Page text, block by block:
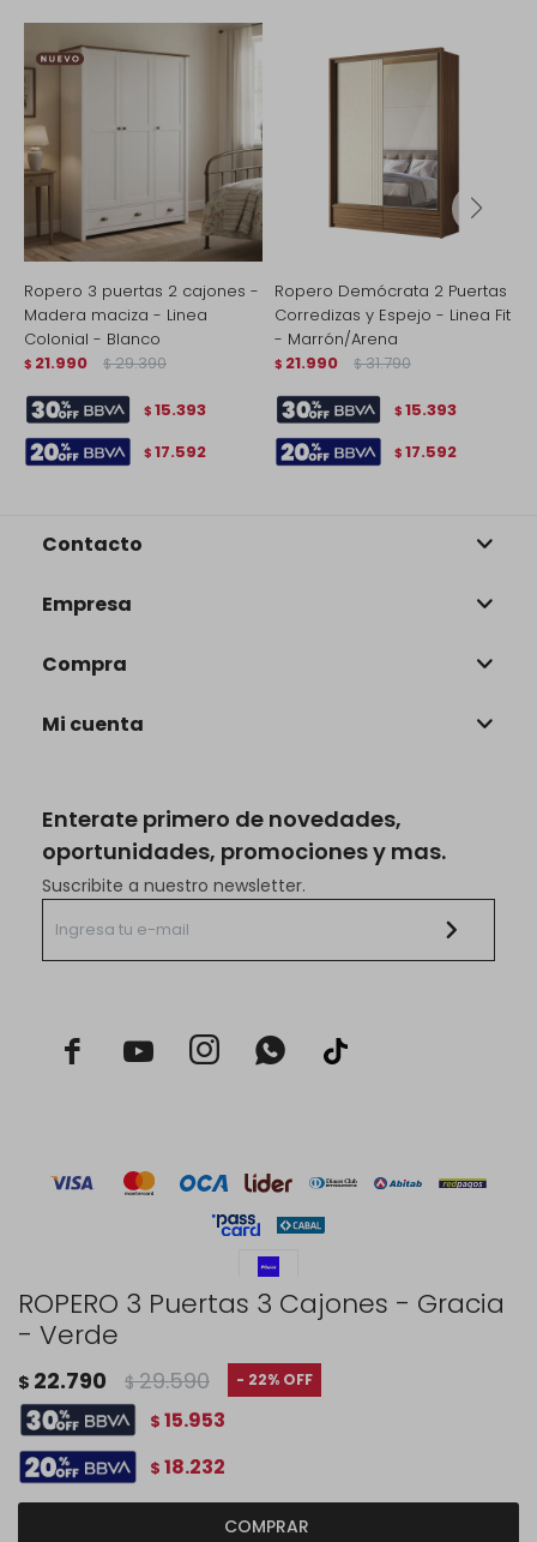
ROPERO 3 Puertas 3 Cajones - Gracia
- Verde
$ 22.790 $ 29.590 22
$ 15.953
$ 18.232
COMPRAR
Ropero 3 puertas 2 cajones -
Madera maciza - Linea
Colonial - Blanco
$ 21.990 $ 29.390
$ 15.393
$ 17.592
Ropero Demócrata 2 Puertas
Corredizas y Espejo - Linea Fit
- Marrón/Arena
$ 21.990 $ 31.790
$ 15.393
$ 17.592
Enterate primero de novedades,
oportunidades, promociones y mas.
Suscribite a nuestro newsletter.
  
Contacto
Empresa
Compra
Mi cuenta
© Copyright 2026 / Rustico Hogar